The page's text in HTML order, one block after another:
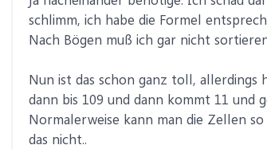
schlimm, ich habe die Formel
Nach Bögen muß ich gar nicht
Nun ist das schon ganz toll,
dann bis 109 und dann kommt 11 und
Normalerweise kann man die Zellen
das nicht..